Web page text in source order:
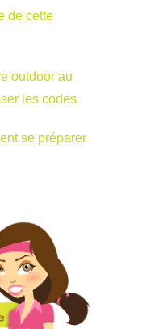
de cette
outdoor au
les codes
se préparer